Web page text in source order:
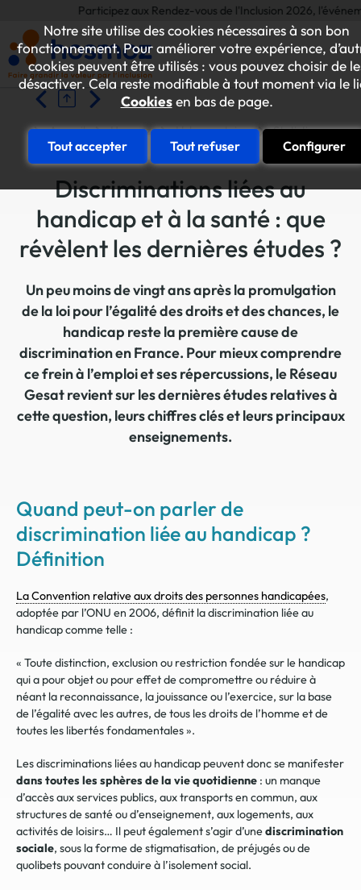
Notre site utilise des cookies nécessaires à son bon
fonctionnement. Pour améliorer votre expérience,
cookies peuvent être utilisés : vous pouvez choisir de
désactiver. Cela reste modifiable à tout moment via le
Cookiesen bas de page.
Tout accepter Tout refuser Configurer
Participez aux Rendez-vous de l'Inclusion 2026,
Accueil Hosmoz L'observatoire Statistiques -
Discriminations liées au
handicap et à la santé : que
révèlent les dernières études ?
Un peu moins de vingt ans après la promulgation
de la loi pour l’égalité des droits et des chances, le
handicap reste la première cause de
discrimination en France. Pour mieux comprendre
ce frein à l’emploi et ses répercussions, le Réseau
Gesat revient sur les dernières études relatives à
cette question, leurs chiffres clés et leurs principaux
enseignements.
Quand peut-on parler de
discrimination liée au handicap ?
Définition
La Convention relative aux droits des personnes handicapées,
adoptée par l’ONU en 2006, définit la discrimination liée au
handicap comme telle :
« Toute distinction, exclusion ou restriction fondée sur le handicap
qui a pour objet ou pour effet de compromettre ou réduire à
néant la reconnaissance, la jouissance ou l’exercice, sur la base
de l’égalité avec les autres, de tous les droits de l’homme et de
toutes les libertés fondamentales ».
Les discriminations liées au handicap peuvent donc se manifester
dans toutes les sphères de la vie quotidienne : un manque
d’accès aux services publics, aux transports en commun, aux
structures de santé ou d’enseignement, aux logements, aux
activités de loisirs… Il peut également s’agir d’unediscrimination
sociale, sous la forme de stigmatisation, de préjugés ou de
quolibets pouvant conduire à l’isolement social.